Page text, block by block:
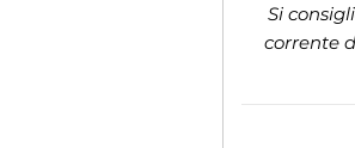
Si
corrente